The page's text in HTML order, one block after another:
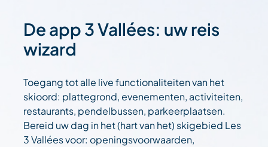
De app 3 Vallées: uw reis
wizard
Toegang tot alle live functionaliteiten van het
skioord: plattegrond, evenementen, activiteiten,
restaurants, pendelbussen, parkeerplaatsen.
Bereid uw dag in het (hart van het) skigebied Les
3 Vallées voor: openingsvoorwaarden,